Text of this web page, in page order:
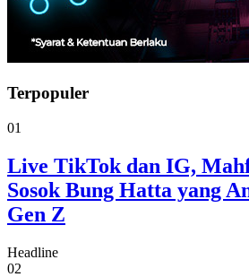
Terpopuler
01
Live TikTok dan IG,
Sosok Bung Hatta yang
Gen Z
Headline
02